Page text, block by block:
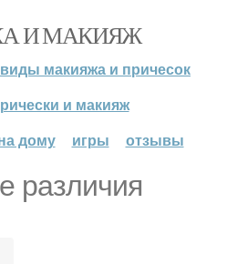
И МАКИЯЖ
виды макияжа и причесок
и макияж
дому
игры отзывы
различия